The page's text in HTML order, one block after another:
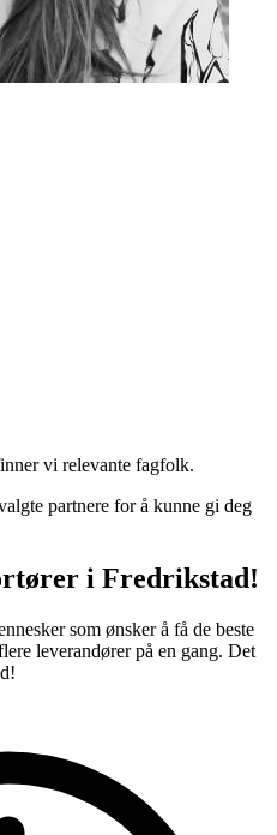
vi relevante fagfolk.
partnere for å kunne gi deg
i Fredrikstad!
som ønsker å få de beste
leverandører på en gang. Det